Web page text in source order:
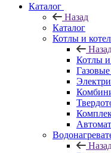
Каталог
Назад
Каталог
Котлы и
Котлы и